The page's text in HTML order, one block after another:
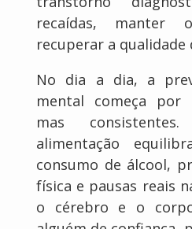
recaídas, manter
recuperar a qualidade
No dia a dia, a
mental começa por
mas
alimentação
consumo de álcool,
física e pausas reais
o cérebro e o